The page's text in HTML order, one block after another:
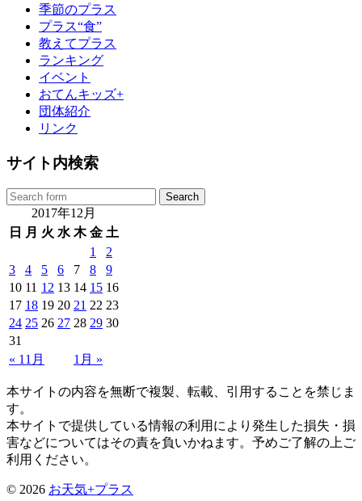
季節のプラス
プラス“食”
教えてプラス
ランキング
イベント
おてんキッズ+
団体紹介
リンク
サイト内検索
2017年12月
日
月 火 水 木 金 土
« 11月 1月 »
1
2
3
4 5 6 7 8
9
10 11 12 13 14 15 16
17 18 19 20 21 22 23
24 25 26 27 28 29 30
31
本サイトの内容を無断で複製、転載、引用することを禁じま
す。
本サイトで提供している情報の利用により発生した損失・損
害などについてはその責を負いかねます。予めご了解の上ご
利用ください。
© 2026 お天気+プラス